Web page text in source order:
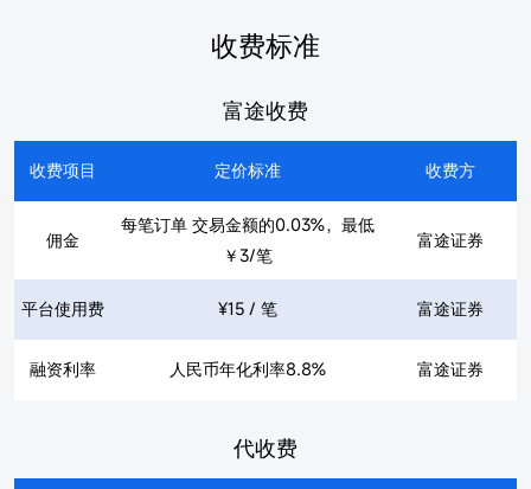
收费标准
富途收费
收费项目 定价标准 收费方
佣金
每笔订单 交易金额的0.03%，最低
￥3/笔
富途证券
平台使用费 ¥15 / 笔 富途证券
融资利率 人民币年化利率8.8% 富途证券
代收费